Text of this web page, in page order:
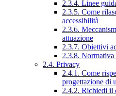
2.3.4. Linee
2.3.5. Come
accessibilità
2.3.6.
attuazione
2.3.7. Obiettivi
2.3.8.
2.4. Privacy
2.4.1. Come
progettazione di
2.4.2. Richiedi il